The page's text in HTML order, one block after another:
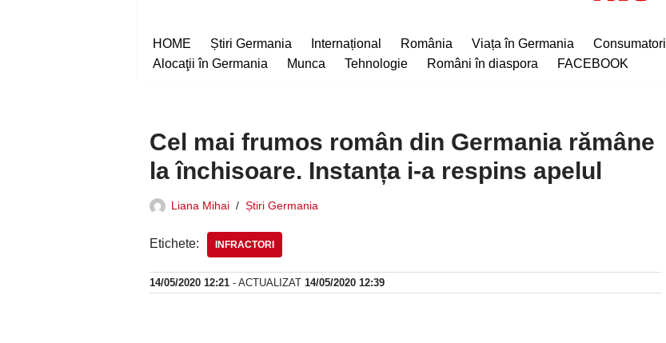
HOME Știri Germania Internațional România Viața în Germania Consumatori
Alocaţii în Germania
Munca Tehnologie Români în diaspora FACEBOOK
Cel mai frumos român din Germania rămâne
la închisoare. Instanța i-a respins apelul
Liana Mihai Știri Germania
Etichete: INFRACTORI
14/05/2020 12:21 - ACTUALIZAT 14/05/2020 12:39